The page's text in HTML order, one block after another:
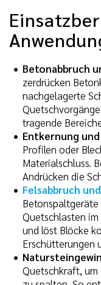
Betonabbruch
zerdrücken
nachgelagerte
tragende
Entkernung
Profilen oder
Materialschluss.
Andrücken die
Felsabbruch
Quetschlasten
und löst Blöcke
Erschütterungen
Quetschkraft,